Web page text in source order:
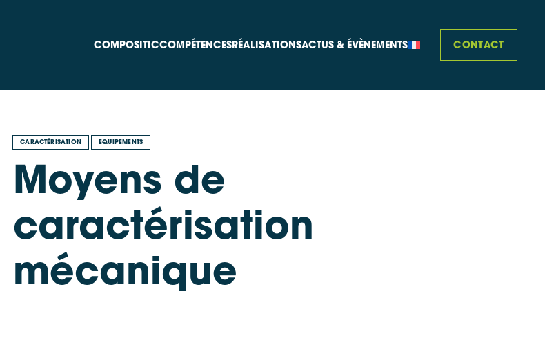
COMPOSITICCOMPÉTENCESRÉALISATIONSACTUS & ÉVÈNEMENTS CONTACT
CARACTÉRISATION EQUIPEMENTS
Moyens de
caractérisation
mécanique